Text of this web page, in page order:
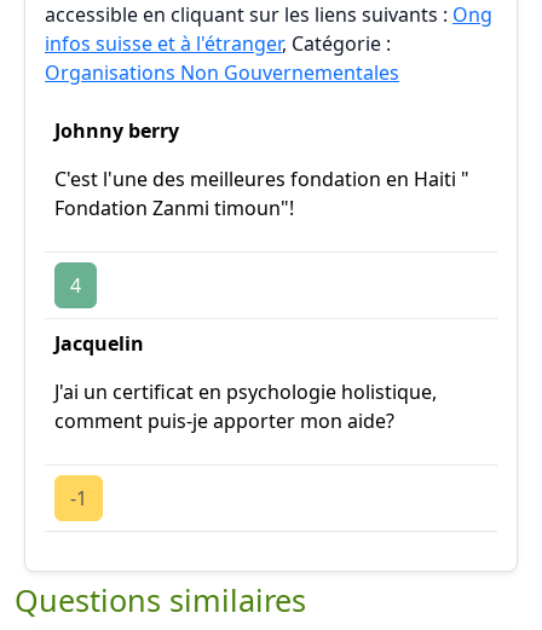
accessible en cliquant sur les liens suivants : Ong
infos suisse et à l'étranger, Catégorie :
Organisations Non Gouvernementales
Johnny berry
C'est l'une des meilleures fondation en Haiti "
Fondation Zanmi timoun"!
4
Jacquelin
J'ai un certificat en psychologie holistique,
comment puis-je apporter mon aide?
-1
Questions similaires